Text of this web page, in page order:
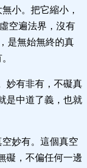
小。把它縮小，
空遍法界，沒有
是無始無終的真
妙有非有，不礙真
是中道了義，也就
妙有。這個真空
礙，不偏任何一邊